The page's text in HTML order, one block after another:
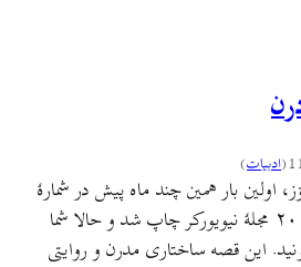
(ادبيات)
اولین بار همین چند ماه پیش در شمارهٔ
ششم و سیزدهم جون ۲۰۱۶ مجلهٔ نیویورکر چاپ شد و حالا شما
این قصه ساختاری مدرن و روایتی